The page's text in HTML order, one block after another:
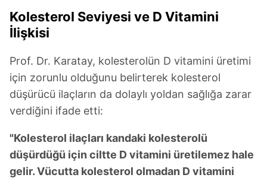
Kolesterol Seviyesi ve D Vitamini
İlişkisi
Prof. Dr. Karatay, kolesterolün D vitamini üretimi
için zorunlu olduğunu belirterek kolesterol
düşürücü ilaçların da dolaylı yoldan sağlığa zarar
verdiğini ifade etti:
"Kolesterol ilaçları kandaki kolesterolü
düşürdüğü için ciltte D vitamini üretilemez hale
gelir. Vücutta kolesterol olmadan D vitamini